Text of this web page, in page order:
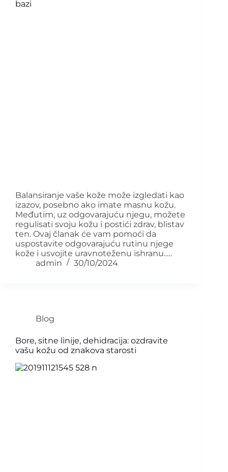
Balansiranje vaše kože može izgledati kao
izazov, posebno ako imate masnu kožu.
Međutim, uz odgovarajuću njegu, možete
regulisati svoju kožu i postići zdrav, blistav
ten. Ovaj članak će vam pomoći da
uspostavite odgovarajuću rutinu njege
kože i usvojite uravnoteženu ishranu..…
admin
30/10/2024
Blog
Bore, sitne linije, dehidracija: ozdravite
vašu kožu od znakova starosti